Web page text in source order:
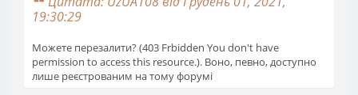
19:30:29
Можете перезалити? (403 Frbidden You don't have
permission to access this resource.). Воно, певно, доступно
лише реєстрованим на тому форумі